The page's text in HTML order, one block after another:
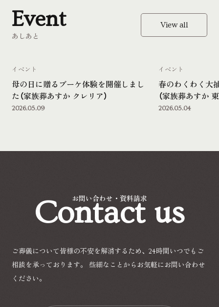
あしあと
Event View all
母の日に贈るブーケ体験を開催しまし
た（家族葬あすか クレリア）
イベント
2026.05.09
春のわくわく大
（家族葬あすか
イベント
2026.05.04
お問い合わせ・資料請求
Contact us
ご葬儀について皆様の不安を解消するため、24時間いつでもご
相談を承っております。
些細なことからお気軽にお問い合わせ
ください。